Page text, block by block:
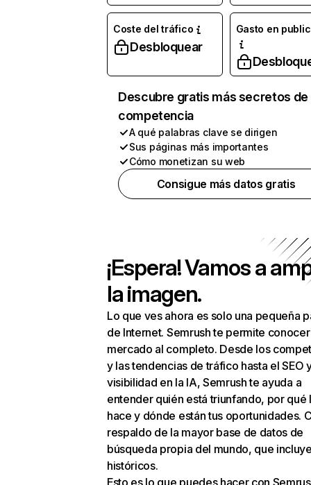
Coste del tráfico
Desbloquear
Gasto en
Descubre gratis más secretos de
competencia
A qué palabras clave se dirigen
Sus páginas más importantes
Cómo monetizan su web
Consigue más datos gratis
¡Espera! Vamos a
la imagen.
Lo que ves ahora es solo una pequeña
de Internet. Semrush te permite
mercado al completo. Desde los
y las tendencias de tráfico hasta el SEO
visibilidad en la IA, Semrush te ayuda a
entender quién está triunfando, por qué
hace y dónde están tus oportunidades.
respaldo de la mayor base de datos de
búsqueda propia del mundo, que
históricos.
Esto es lo que puedes hacer con